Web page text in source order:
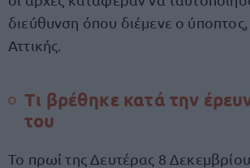
διεύθυνση όπου διέμενε ο ύποπτος,
Αττικής.
Τι βρέθηκε κατά την
του
Το πρωί της Δευτέρας 8 Δεκεμβρίου